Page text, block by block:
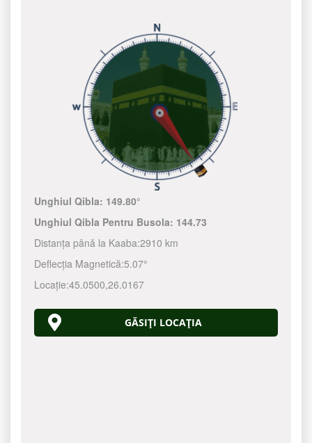
Unghiul Qibla: 149.80°
Unghiul Qibla Pentru Busola: 144.73
Distanța până la Kaaba:2910 km
Deflecția Magnetică:5.07°
Locație:45.0500,26.0167
GĂSIȚI LOCAȚIA